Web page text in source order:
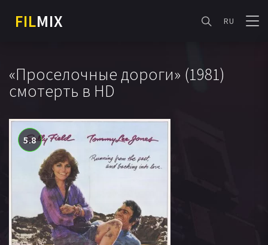
FILMIX RU
«Проселочные дороги» (1981)
смотерть в HD
5.8